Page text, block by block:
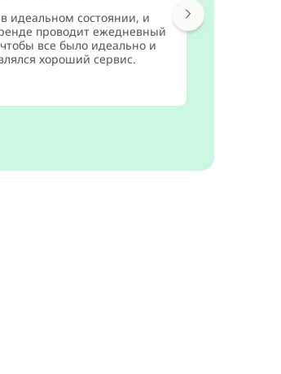
идеальном состоянии, и
проводит ежедневный
все было идеально и
хороший сервис.